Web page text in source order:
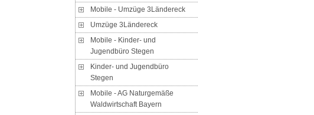
Mobile - Umzüge 3Ländereck
Umzüge 3Ländereck
Mobile - Kinder- und
Jugendbüro Stegen
Kinder- und Jugendbüro
Stegen
Mobile - AG Naturgemäße
Waldwirtschaft Bayern